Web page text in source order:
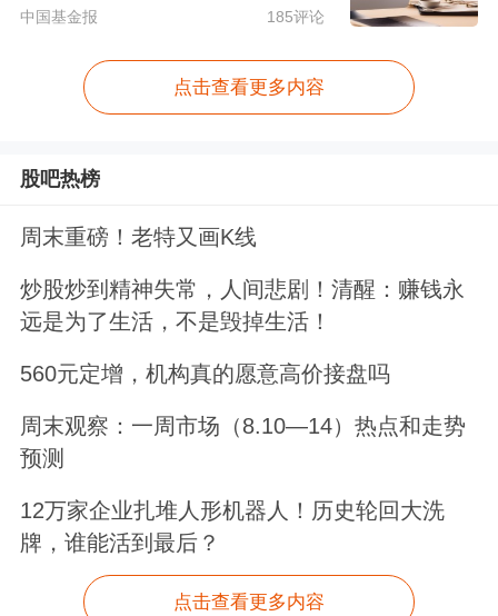
中国基金报 185评论
点击查看更多内容
股吧热榜
周末重磅！老特又画K线
炒股炒到精神失常，人间悲剧！清醒：赚钱永
远是为了生活，不是毁掉生活！
560元定增，机构真的愿意高价接盘吗
周末观察：一周市场（8.10—14）热点和走势
预测
12万家企业扎堆人形机器人！历史轮回大洗
牌，谁能活到最后？
点击查看更多内容